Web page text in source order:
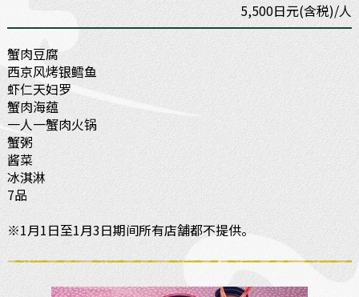
5,500日元(含税)/人
蟹肉豆腐
西京风烤银鳕鱼
虾仁天妇罗
蟹肉海蕴
一人一蟹肉火锅
蟹粥
酱菜
冰淇淋
7品
※1月1日至1月3日期间所有店舗都不提供。